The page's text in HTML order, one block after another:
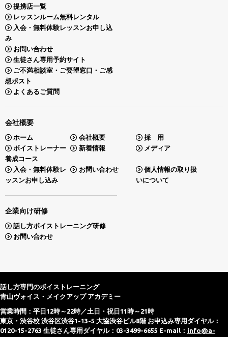
提携店一覧
レッスンルーム無料レンタル
入会・無料体験レッスンお申し込
み
お問い合わせ
生徒さん専用予約サイト
ご不満相談室・ご要望窓口・ご感
想ポスト
よくあるご質問
会社概要
ホーム 会社概要
採 用
ボイストレーナー
養成コース
新着情報 メディア
入会・無料体験レ
ッスンお申し込み
お問い合わせ
個人情報の取り扱
いについて
企業向け研修
話し方ボイストレーニング研修
お問い合わせ
話し方専門のボイストレーニング
青山ヴォイス・メイクアップ アカデミー
営業時間：平日12時～22時／土日・祝日11時～21時
東京・渋谷校 渋谷区渋谷1-13-5 大協渋谷ビル8階 お申込み専用ダイヤル：
0120-15-2763 生徒さん専用ダイヤル：03-3499-6655 E-mail： info@a-